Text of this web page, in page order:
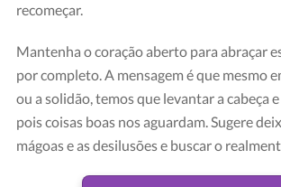
Crédito: Tarot Rider-Waite
recomeçar.
Mantenha o coração aberto para abraçar
por completo. A mensagem é que mesmo
ou a solidão, temos que levantar a cabeça
pois coisas boas nos aguardam. Sugere
mágoas e as desilusões e buscar o